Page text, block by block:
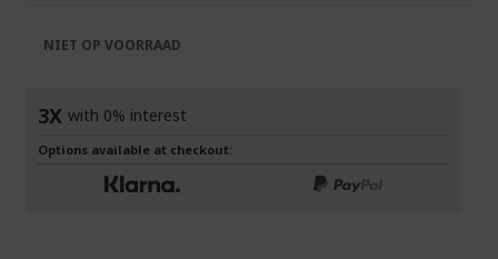
NIET OP VOORRAAD
3X with 0% interest
Options available at checkout: